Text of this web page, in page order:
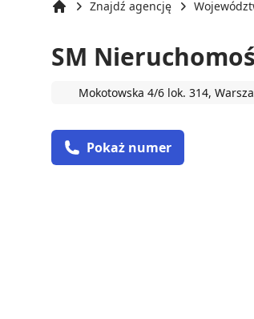
Znajdź agencję
SM
Mokotowska 4/6 lok. 314,
Pokaż numer